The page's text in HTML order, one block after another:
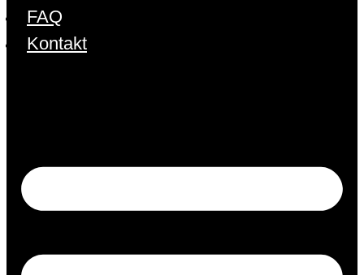
FAQ
Kontakt